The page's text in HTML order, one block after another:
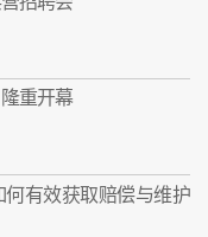
重开幕
有效获取赔偿与维护